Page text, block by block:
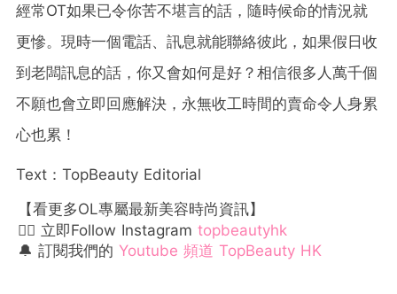
經常OT如果已令你苦不堪言的話，隨時候命的情況就
更慘。現時一個電話、訊息就能聯絡彼此，如果假日收
到老闆訊息的話，你又會如何是好？相信很多人萬千個
不願也會立即回應解決，永無收工時間的賣命令人身累
心也累！
Text：TopBeauty Editorial
【看更多OL專屬最新美容時尚資訊】
👉🏻 立即Follow Instagram topbeautyhk
🔔 訂閱我們的 Youtube 頻道 TopBeauty HK